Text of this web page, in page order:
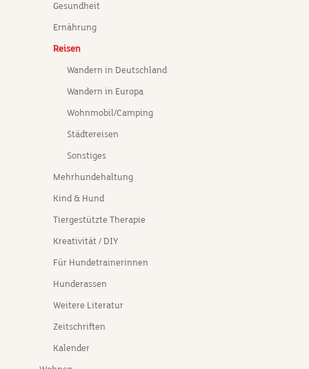
Gesundheit
Ernährung
Reisen
Wandern in Deutschland
Wandern in Europa
Wohnmobil/Camping
Städtereisen
Sonstiges
Mehrhundehaltung
Kind & Hund
Tiergestützte Therapie
Kreativität / DIY
Für Hundetrainerinnen
Hunderassen
Weitere Literatur
Zeitschriften
Kalender